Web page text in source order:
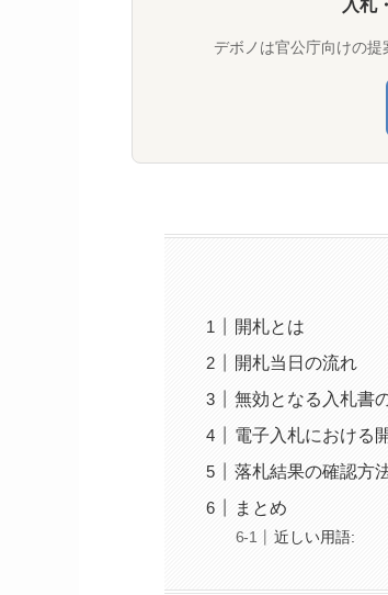
入札
デボノは官公庁向けの提
開札とは
開札当日の流れ
無効となる入札書
電子入札における
落札結果の確認方
まとめ
近しい用語: